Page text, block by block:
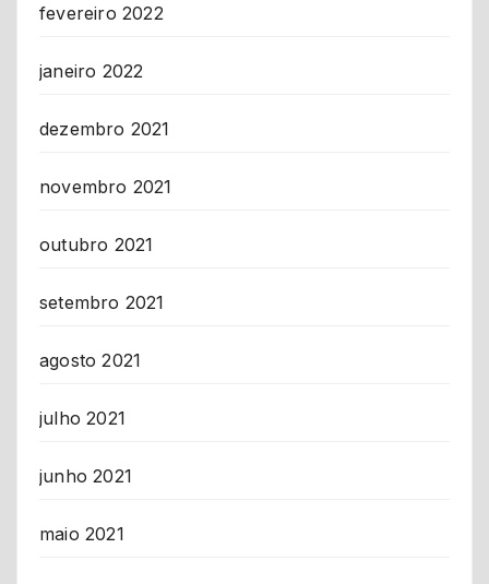
fevereiro 2022
janeiro 2022
dezembro 2021
novembro 2021
outubro 2021
setembro 2021
agosto 2021
julho 2021
junho 2021
maio 2021